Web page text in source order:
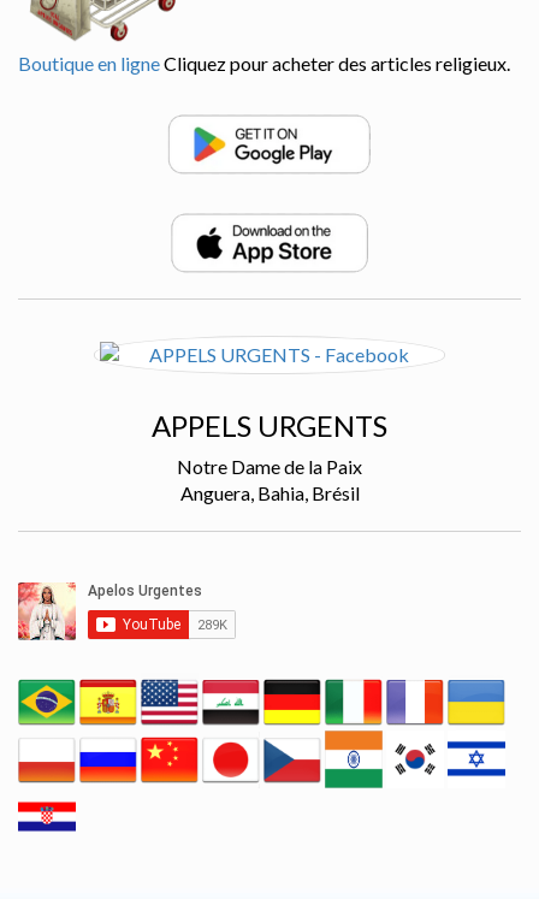
Boutique en ligneCliquez pour acheter des articles religieux.
APPELS URGENTS
Notre Dame de la Paix
Anguera, Bahia, Brésil